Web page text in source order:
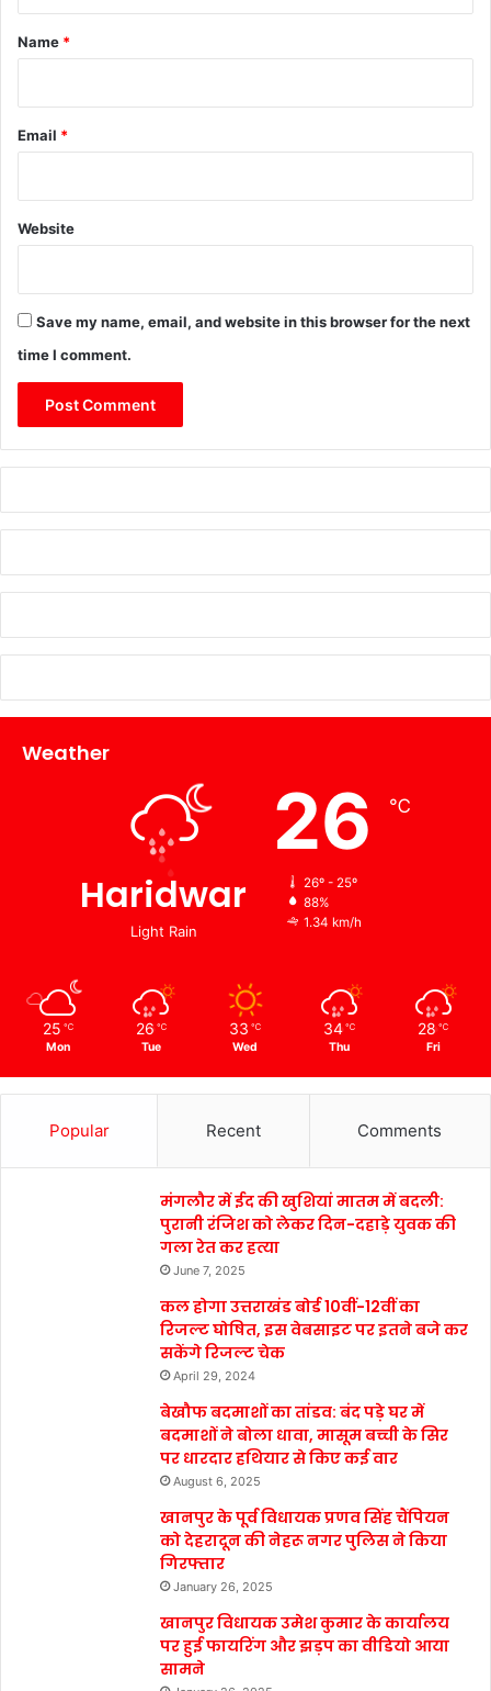
*
Name *
Email *
Website
Save my name, email, and website in this browser for the next
time I comment.
Weather
Haridwar
Light Rain
26 ℃
26º - 25º
88%
1.34 km/h
25 ℃
Mon
26 ℃
Tue
33 ℃
Wed
34 ℃
Thu
28 ℃
Fri
Popular Recent Comments
मंगलौर में ईद की खुशियां मातम में बदली:
पुरानी रंजिश को लेकर दिन-दहाड़े युवक की
गला रेत कर हत्या
June 7, 2025
कल होगा उत्तराखंड बोर्ड 10वीं-12वीं का
रिजल्ट घोषित, इस वेबसाइट पर इतने बजे कर
सकेंगे रिजल्ट चेक
April 29, 2024
बेखौफ बदमाशों का तांडव: बंद पड़े घर में
बदमाशों ने बोला धावा, मासूम बच्ची के सिर
पर धारदार हथियार से किए कई वार
August 6, 2025
खानपुर के पूर्व विधायक प्रणव सिंह चैंपियन
को देहरादून की नेहरू नगर पुलिस ने किया
गिरफ्तार
January 26, 2025
खानपुर विधायक उमेश कुमार के कार्यालय
पर हुई फायरिंग और झड़प का वीडियो आया
सामने